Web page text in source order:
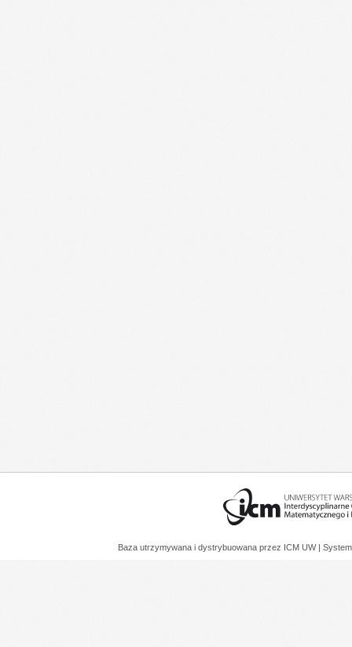
Baza utrzymywana i dystrybuowana przez ICM UW |